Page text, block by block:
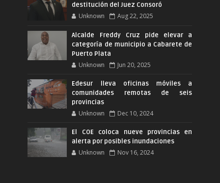
destitución del Juez Consoró
Unknown Aug 22, 2025
Alcalde Freddy Cruz pide elevar a
categoría de municipio a Cabarete de
Puerto Plata
Unknown Jun 20, 2025
Edesur lleva oficinas móviles a
comunidades remotas de seis
provincias
Unknown Dec 10, 2024
El COE coloca nueve provincias en
alerta por posibles inundaciones
Unknown Nov 16, 2024